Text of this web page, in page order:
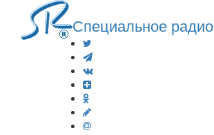
Специальное радио